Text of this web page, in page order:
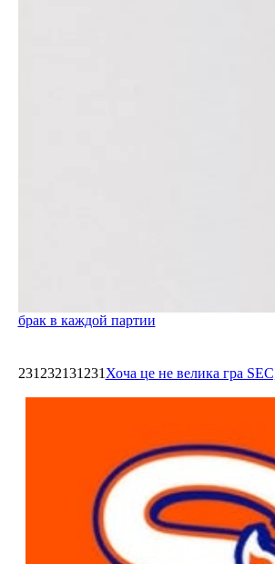
брак в каждой партии
231232131231 Хоча це не велика гра